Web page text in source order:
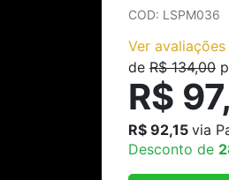
COLARES AÇO INOXIDÁVEL
COD: LSPM036
Ver avaliações
de R$ 134,00
R$
R$ 92,15 via
Desconto de